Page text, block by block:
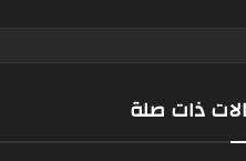
ذات صلة